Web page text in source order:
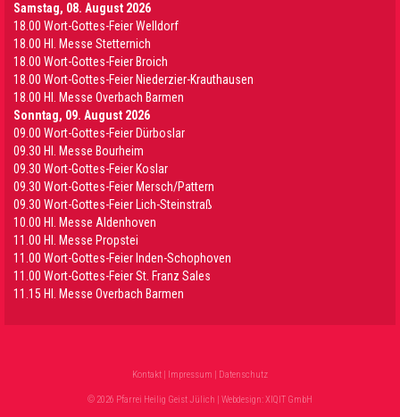
Samstag, 08. August 2026
18.00 Wort-Gottes-Feier Welldorf
18.00 Hl. Messe Stetternich
18.00 Wort-Gottes-Feier Broich
18.00 Wort-Gottes-Feier Niederzier-Krauthausen
18.00 Hl. Messe Overbach Barmen
Sonntag, 09. August 2026
09.00 Wort-Gottes-Feier Dürboslar
09.30 HI. Messe Bourheim
09.30 Wort-Gottes-Feier Koslar
09.30 Wort-Gottes-Feier Mersch/Pattern
09.30 Wort-Gottes-Feier Lich-Steinstraß
10.00 Hl. Messe Aldenhoven
11.00 Hl. Messe Propstei
11.00 Wort-Gottes-Feier Inden-Schophoven
11.00 Wort-Gottes-Feier St. Franz Sales
11.15 Hl. Messe Overbach Barmen
Kontakt Impressum Datenschutz
© 2026 Pfarrei Heilig Geist Jülich | Webdesign:XIQIT GmbH